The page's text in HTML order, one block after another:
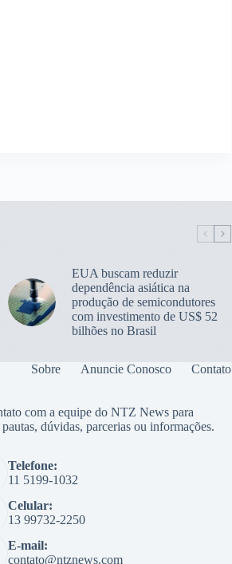
EUA buscam reduzir
dependência asiática na
produção de semicondutores
com investimento de US$ 52
bilhões no Brasil
Sobre Anuncie Conosco Contato
com a equipe do NTZ News para
pautas, dúvidas, parcerias ou informações.
Telefone:
11 5199-1032
Celular:
13 99732-2250
E-mail:
contato@ntznews.com